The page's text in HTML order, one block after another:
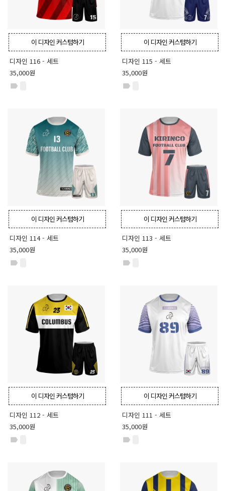
이 디자인 커스텀하기
디자인 116 - 세트
35,000원
label
이 디자인 커스텀하기
디자인 115 - 세트
35,000원
label
이 디자인 커스텀하기
디자인 114 - 세트
35,000원
label
이 디자인 커스텀하기
디자인 113 - 세트
35,000원
label
이 디자인 커스텀하기
디자인 112 - 세트
35,000원
label
이 디자인 커스텀하기
디자인 111 - 세트
35,000원
label